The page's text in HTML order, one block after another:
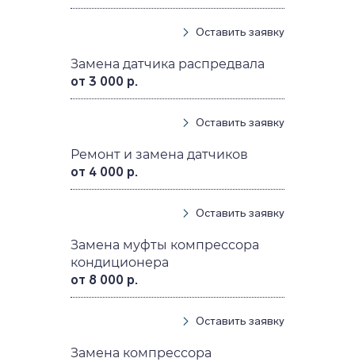
Оставить заявку
Замена датчика распредвала
от 3 000 р.
Оставить заявку
Ремонт и замена датчиков
от 4 000 р.
Оставить заявку
Замена муфты компрессора
кондиционера
от 8 000 р.
Оставить заявку
Замена компрессора